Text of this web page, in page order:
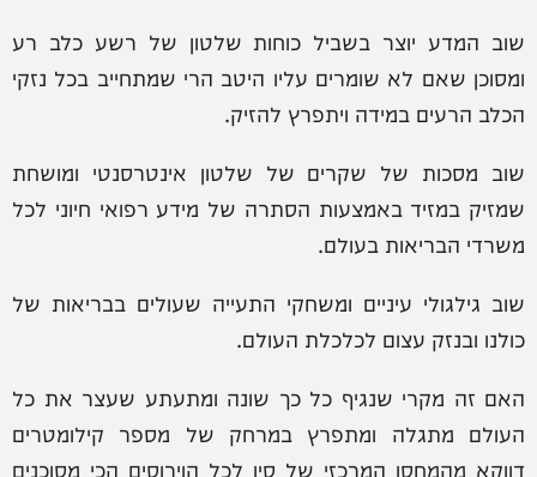
שוב המדע יוצר בשביל כוחות שלטון של רשע כלב רע
ומסוכן שאם לא שומרים עליו היטב הרי שמתחייב בכל נזקי
הכלב הרעים במידה ויתפרץ להזיק.
שוב מסכות של שקרים של שלטון אינטרסנטי ומושחת
שמזיק במזיד באמצעות הסתרה של מידע רפואי חיוני לכל
משרדי הבריאות בעולם.
שוב גילגולי עיניים ומשחקי התעייה שעולים בבריאות של
כולנו ובנזק עצום לכלכלת העולם.
האם זה מקרי שנגיף כל כך שונה ומתעתע שעצר את כל
העולם מתגלה ומתפרץ במרחק של מספר קילומטרים
דווקא מהמחסן המרכזי של סין לכל הוירוסים הכי מסוכנים